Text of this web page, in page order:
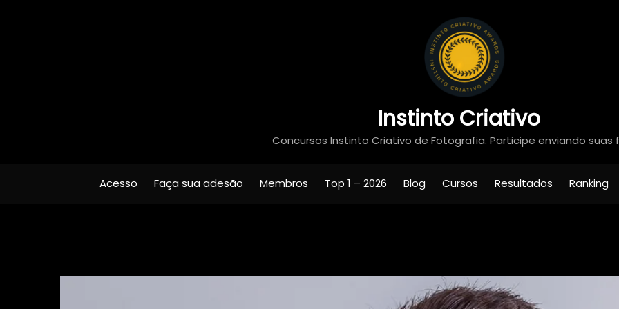
Instinto Criativo
Concursos Instinto Criativo de Fotografia. Participe enviando suas
Acesso Faça sua adesão Membros Top 1 – 2026 Blog Cursos Resultados Ranking